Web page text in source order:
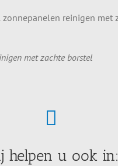
met zachte borstel
helpen u ook in: